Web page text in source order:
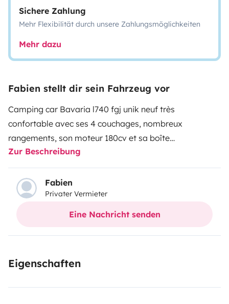
Sichere Zahlung
Mehr Flexibilität durch unsere Zahlungsmöglichkeiten
Mehr dazu
Fabien stellt dir sein Fahrzeug vor
Camping car Bavaria l740 fgj unik neuf très
confortable avec ses 4 couchages, nombreux
rangements, son moteur 180cv et sa boîte
automatique.Nombreuses options comme 2 tv, douche
de plage etc ...
Zur Beschreibung
Fabien
Privater Vermieter
Eine Nachricht senden
Eigenschaften